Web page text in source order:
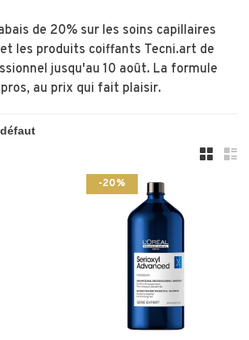
de 20% sur les soins capillaires
les produits coiffants Tecni.art de
jusqu'au 10 août. La formule
au prix qui fait plaisir.
-20%